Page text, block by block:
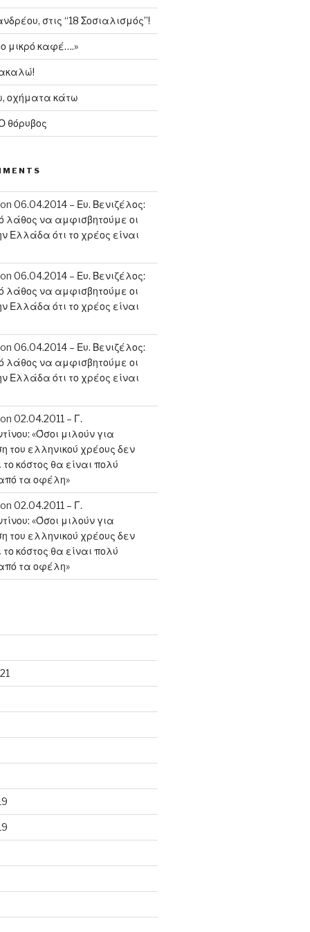
στις “18 Σοσιαλισμός”!
μικρό καφέ….»
οχήματα κάτω
θόρυβος
on 06.04.2014 – Ευ. Βενιζέλος:
λάθος να αμφισβητούμε οι
Ελλάδα ότι το χρέος είναι
on 06.04.2014 – Ευ. Βενιζέλος:
λάθος να αμφισβητούμε οι
Ελλάδα ότι το χρέος είναι
on 06.04.2014 – Ευ. Βενιζέλος:
λάθος να αμφισβητούμε οι
Ελλάδα ότι το χρέος είναι
on 02.04.2011 – Γ.
«Όσοι μιλούν για
του ελληνικού χρέους δεν
το κόστος θα είναι πολύ
τα οφέλη»
on 02.04.2011 – Γ.
«Όσοι μιλούν για
του ελληνικού χρέους δεν
το κόστος θα είναι πολύ
τα οφέλη»